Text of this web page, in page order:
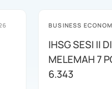
BUSINESS
IHSG SESI II
MELEMAH 7
6.343